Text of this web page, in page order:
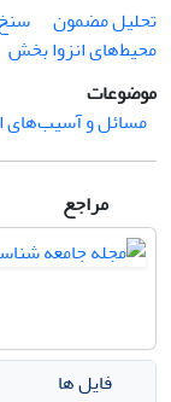
تحلیل مضمون
محیط‌های انزوا بخش
موضوعات
مسائل و آسیب‌های
مراجع
فایل ها